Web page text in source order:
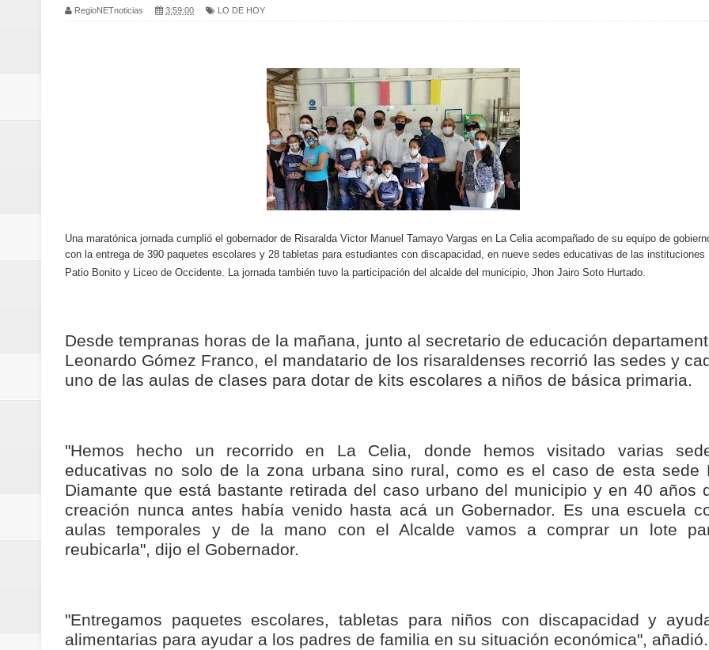
Regionetnoticias / Las ayudas técnicas aportaron dignidad a las personas con discapacidad de
ReGionetNoticias / DOSQUEBRADAS / Dosquebradas fortalece la respuesta frente a tres
acciones que impactan a más de 20.000 personas
ReGioNetNoticias- MEDELLIN / En Medellín fue inmovilizado un bus que estaba siendo lavado
excedió límites de emisión de gases contaminantes
ReGionetNoticias / REPORTE ALEXANDER MENDEZ ( MIAMI ) Cali se blinda con amplio
Regionetnoticias / En solo dos años y siete meses, la Fábrica de Licores del Tolima alcanzó el 94
transferencias prevista para los 4 años de gobierno
RegioNETnoticias 3:59:00 LO DE HOY
Una maratónica jornada cumplió el gobernador de Risaralda Victor Manuel Tamayo Vargas en La Celia acompañado de su equipo de
con la entrega de 390 paquetes escolares y 28 tabletas para estudiantes con discapacidad, en nueve sedes educativas de las instituciones
Patio Bonito y Liceo de Occidente. La jornada también tuvo la participación del alcalde del municipio, Jhon Jairo Soto Hurtado.
Desde tempranas horas de la mañana, junto al secretario de educación
Leonardo Gómez Franco, el mandatario de los risaraldenses recorrió las sedes y
uno de las aulas de clases para dotar de kits escolares a niños de básica primaria.
"Hemos hecho un recorrido en La Celia, donde hemos visitado varias
educativas no solo de la zona urbana sino rural, como es el caso de esta sede
Diamante que está bastante retirada del caso urbano del municipio y en 40 años
creación nunca antes había venido hasta acá un Gobernador. Es una escuela
aulas temporales y de la mano con el Alcalde vamos a comprar un lote
reubicarla", dijo el Gobernador.
"Entregamos paquetes escolares, tabletas para niños con discapacidad y
alimentarias para ayudar a los padres de familia en su situación económica", añadió.